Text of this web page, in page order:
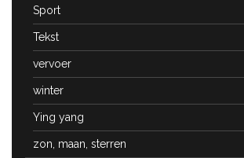
Sport
Tekst
vervoer
winter
Ying yang
zon, maan, sterren